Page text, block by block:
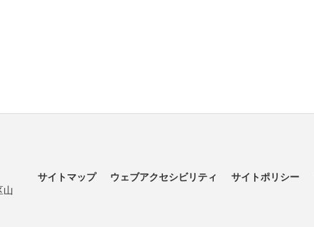
山
サイトマップ ウェブアクセシビリティ サイトポリシー